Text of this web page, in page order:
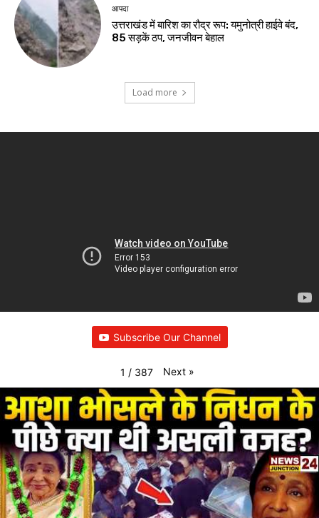
आपदा
उत्तराखंड में बारिश का रौद्र रूप: यमुनोत्री हाईवे बंद,
85 सड़कें ठप, जनजीवन बेहाल
Load more
Subscribe Our Channel
1 / 387 Next »